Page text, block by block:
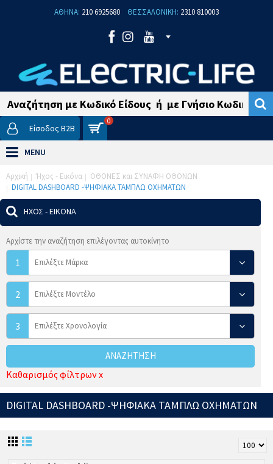
ΑΘΗΝΑ: 210 6925680 ΘΕΣΣΑΛΟΝΙΚΗ: 2310 810003
Είσοδος B2B
0
MENU
Αρχική Ήχος - Εικόνα
ΟΘΟΝΕΣ και ΣΥΝΑΦΗ ΟΘΟΝΩΝ
DIGITAL DASHBOARD -ΨΗΦΙΑΚΑ ΤΑΜΠΛΩ ΟΧΗΜΑΤΩΝ
ΉΧΟΣ - ΕΙΚΌΝΑ
Αρχίστε την αναζήτηση επιλέγοντας αυτοκίνητο
1
2
3
ΑΝΑΖΉΤΗΣΗ
Καθαρισμός φίλτρων x
DIGITAL DASHBOARD -ΨΗΦΙΑΚΑ ΤΑΜΠΛΩ ΟΧΗΜΑΤΩΝ